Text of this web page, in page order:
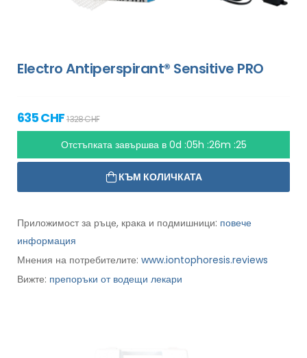
Electro Antiperspirant® Sensitive PRO
635 CHF1 328 CHF
Отстъпката завършва в 0d :05h :26m :24
КЪМ КОЛИЧКАТА
Приложимост за ръце, крака и подмишници: повече
информация
Мнения на потребителите: www.iontophoresis.reviews
Вижте: препоръки от водещи лекари